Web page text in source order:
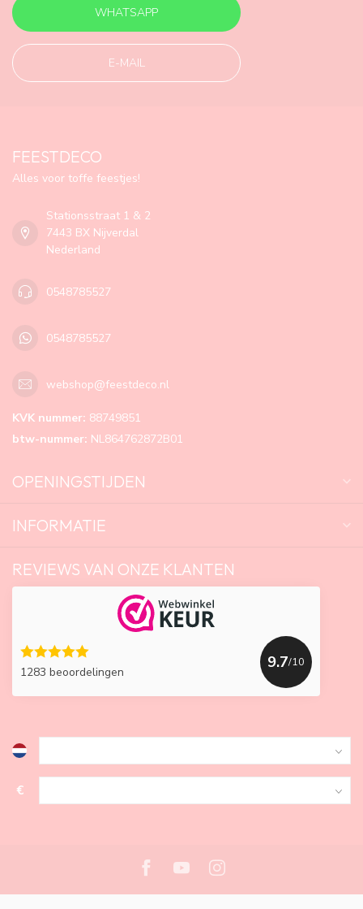
WHATSAPP
E-MAIL
FEESTDECO
Alles voor toffe feestjes!
Stationsstraat 1 & 2
7443 BX Nijverdal
Nederland
0548785527
0548785527
webshop@feestdeco.nl
KVK nummer: 88749851
btw-nummer: NL864762872B01
OPENINGSTIJDEN
INFORMATIE
REVIEWS VAN ONZE KLANTEN
1283 beoordelingen
9.7/10
€